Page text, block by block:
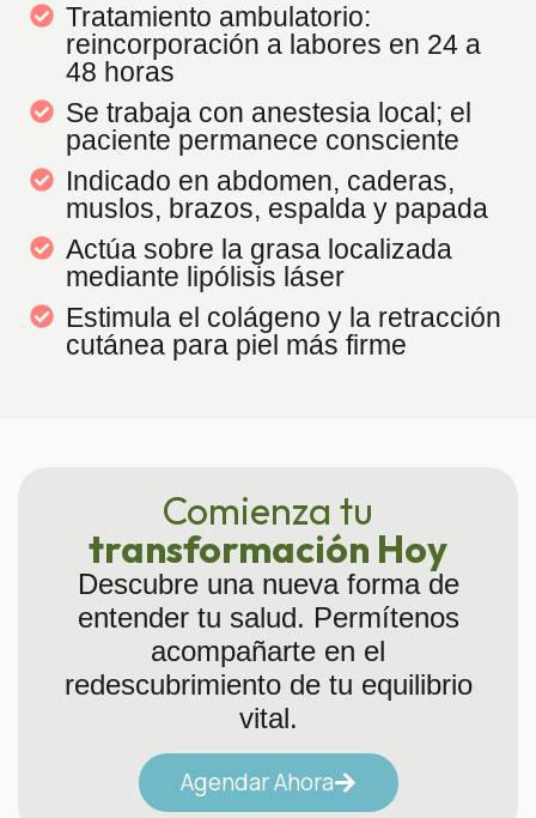
Tratamiento ambulatorio:
reincorporación a labores en 24 a
48 horas
Se trabaja con anestesia local; el
paciente permanece consciente
Indicado en abdomen, caderas,
muslos, brazos, espalda y papada
Actúa sobre la grasa localizada
mediante lipólisis láser
Estimula el colágeno y la retracción
cutánea para piel más firme
Comienza tu
transformación Hoy
Descubre una nueva forma de
entender tu salud. Permítenos
acompañarte en el
redescubrimiento de tu equilibrio
vital.
Agendar Ahora